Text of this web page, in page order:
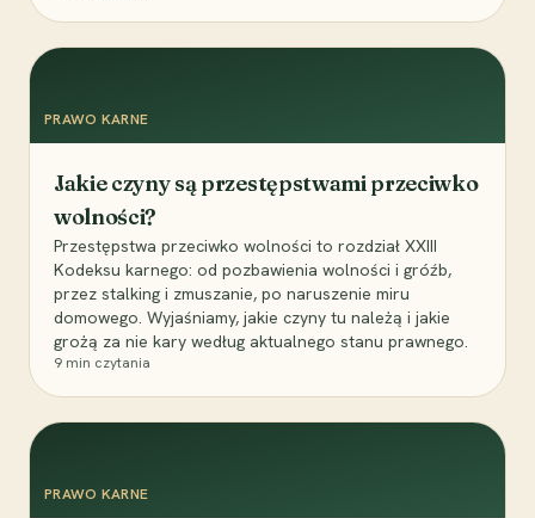
PRAWO KARNE
Jakie czyny są przestępstwami przeciwko
wolności?
Przestępstwa przeciwko wolności to rozdział XXIII
Kodeksu karnego: od pozbawienia wolności i gróźb,
przez stalking i zmuszanie, po naruszenie miru
domowego. Wyjaśniamy, jakie czyny tu należą i jakie
grożą za nie kary według aktualnego stanu prawnego.
9 min czytania
PRAWO KARNE